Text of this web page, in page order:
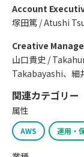
Account
塚田篤 / Atushi
Creative
山口貴史 /
Takabayashi、細
関連カテゴリー
属性
AWS 運用・